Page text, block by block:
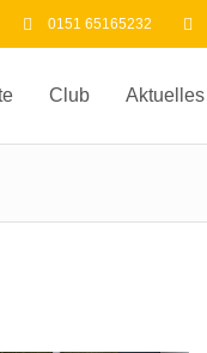
0151 65165232
Club Aktuelles